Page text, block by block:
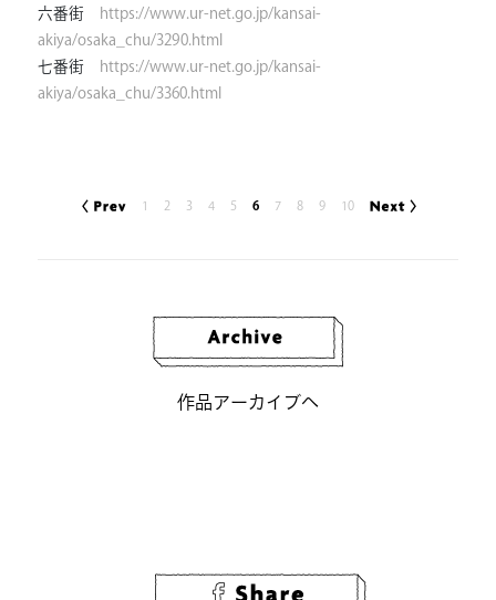
六番街
https://www.ur-net.go.jp/kansai-
akiya/osaka_chu/3290.html
七番街
https://www.ur-net.go.jp/kansai-
akiya/osaka_chu/3360.html
1 2 3 4 5 6 7 8 9 10
作品アーカイブへ